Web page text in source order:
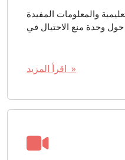
والمعلومات المفيدة
اقرأ المزيد »